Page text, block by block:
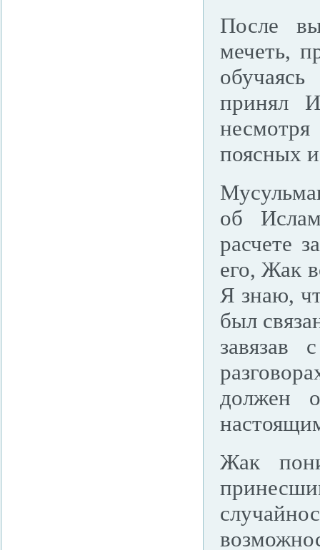
После
мечеть,
принял
поясных
об
расчете
его, Жак
Я знаю,
был
должен
Жак